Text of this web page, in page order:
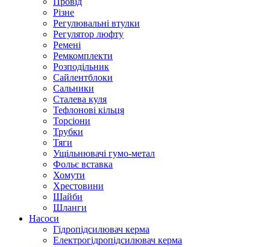
Різне
Регулювальні втулки
Регулятор люфту
Ремені
Ремкомплекти
Розподільник
Сайлентблоки
Сальники
Сталева куля
Тефлонові кільця
Торсіони
Трубки
Тяги
Ущільнювачі гумо-метал
Фольє вставка
Хомути
Хрестовини
Шайби
Шланги
Насоси
Гідропідсилювач керма
Електрогідропідсилювач керма